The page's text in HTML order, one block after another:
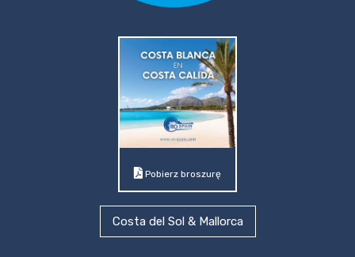
Pobierz broszurę
Costa del Sol & Mallorca